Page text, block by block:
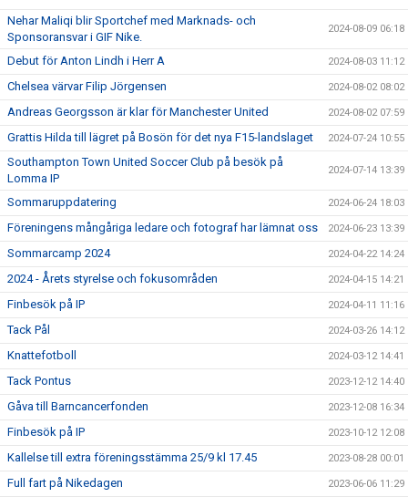
Nehar Maliqi blir Sportchef med Marknads- och
Sponsoransvar i GIF Nike.
2024-08-09 06:18
Debut för Anton Lindh i Herr A 2024-08-03 11:12
Chelsea värvar Filip Jörgensen 2024-08-02 08:02
Andreas Georgsson är klar för Manchester United 2024-08-02 07:59
Grattis Hilda till lägret på Bosön för det nya F15-landslaget 2024-07-24 10:55
Southampton Town United Soccer Club på besök på
Lomma IP
2024-07-14 13:39
Sommaruppdatering 2024-06-24 18:03
Föreningens mångåriga ledare och fotograf har lämnat oss 2024-06-23 13:39
Sommarcamp 2024 2024-04-22 14:24
2024 - Årets styrelse och fokusområden 2024-04-15 14:21
Finbesök på IP 2024-04-11 11:16
Tack Pål 2024-03-26 14:12
Knattefotboll 2024-03-12 14:41
Tack Pontus 2023-12-12 14:40
Gåva till Barncancerfonden 2023-12-08 16:34
Finbesök på IP 2023-10-12 12:08
Kallelse till extra föreningsstämma 25/9 kl 17.45 2023-08-28 00:01
Full fart på Nikedagen 2023-06-06 11:29